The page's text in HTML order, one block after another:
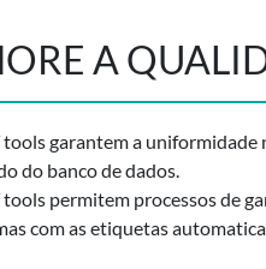
A
tools garantem a uniformidade
do banco de dados.
tools permitem processos de
com as etiquetas